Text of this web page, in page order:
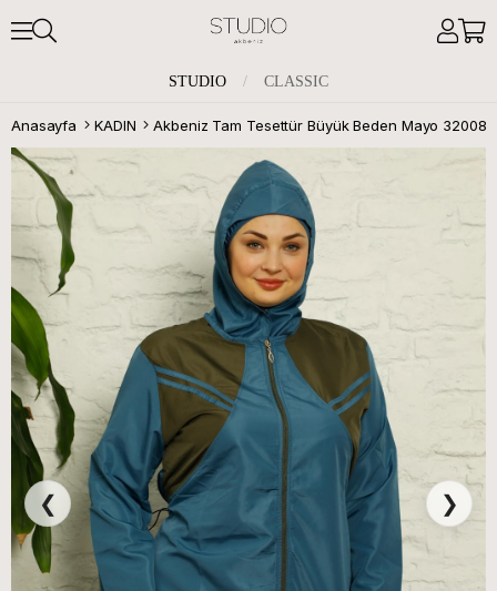
STUDIO / CLASSIC
Anasayfa KADIN Akbeniz Tam Tesettür Büyük Beden Mayo 32008
❮ ❯